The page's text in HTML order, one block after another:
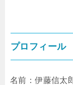
プロフィール
名前：伊藤信太